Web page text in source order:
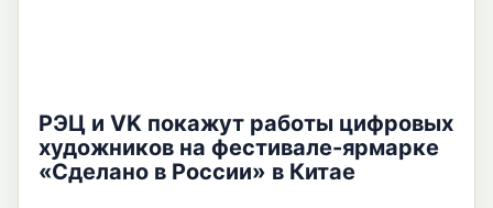
РЭЦ и VK покажут работы цифровых
художников на фестивале-ярмарке
«Сделано в России» в Китае